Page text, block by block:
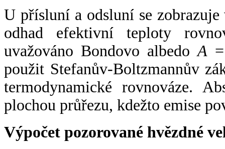
U přísluní a odsluní se
odhad efektivní teploty
uvažováno Bondovo albedoA
použit Stefanův-Boltzmannův
termodynamické rovnováze.
plochou průřezu, kdežto emise
Výpočet pozorované hvězdné